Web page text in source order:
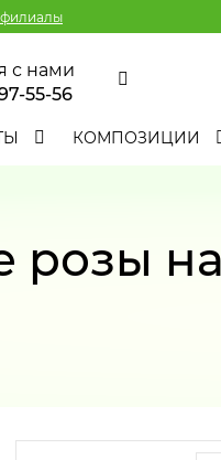
с нами
55-56
КОМПОЗИЦИИ
розы